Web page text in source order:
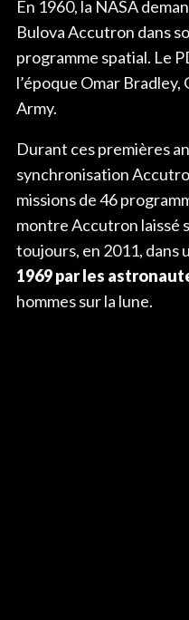
En 1960, la NASA
Bulova Accutron dans
programme spatial. Le
l’époque Omar
Army.
Durant ces premières
synchronisation
missions de 46
montre Accutron laissé
toujours, en 2011, dans
1969 par les
hommes sur la lune.